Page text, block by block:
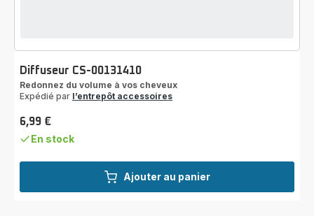
Ajouter au panier
Diffuseur CS-00131410
Redonnez du volume à vos cheveux
Expédié par l’entrepôt accessoires
Prix
6,99 €
En stock